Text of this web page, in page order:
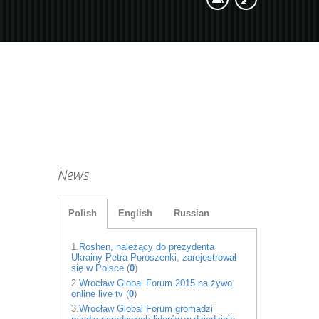
News
Polish English Russian
1. Roshen, należący do prezydenta
Ukrainy Petra Poroszenki, zarejestrował
się w Polsce (0)
2.Wrocław Global Forum 2015 na żywo
online live tv (0)
3.Wrocław Global Forum gromadzi